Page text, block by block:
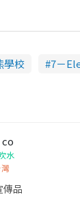
學校 7－
同名網絡漫
水
傳品